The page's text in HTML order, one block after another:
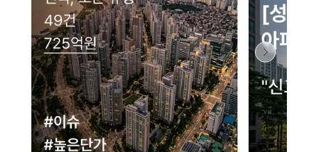
네이버 지도 연결 안내
현재 네이버 지도 연결이 원활하지 않아 지도를 불러올 수 없습니다.
이용에 불편을 드려 죄송합니다.
다시 시도